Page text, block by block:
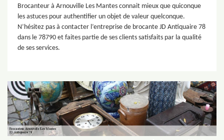
Brocanteur à Arnouville Les Mantes connait mieux que quiconque
les astuces pour authentifier un objet de valeur quelconque.
N’hésitez pas à contacter l’entreprise de brocante JD Antiquaire 78
dans le 78790 et faites partie de ses clients satisfaits par la qualité
de ses services.